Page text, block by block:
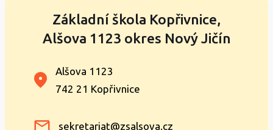
Základní škola Kopřivnice,
Alšova 1123 okres Nový Jičín
Alšova 1123
742 21 Kopřivnice
sekretariat@zsalsova.cz